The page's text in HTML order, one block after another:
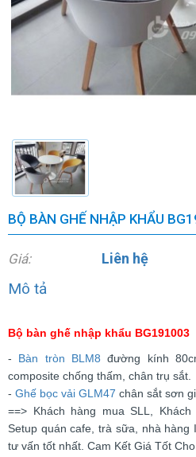
BỘ BÀN GHẾ NHẬP KHẨU
Giá: Liên hệ
Mô tả
Bộ bàn ghế nhập khẩu BG191003
- Bàn tròn BLM8 đường kính
composite chống thấm, chân trụ sắt.
- Ghế bọc vải GLM47 chân sắt sơn
==> Khách hàng mua SLL,
Setup quán cafe, trà sữa, nhà
tư vấn tốt nhất. Cam Kết Giá Tốt